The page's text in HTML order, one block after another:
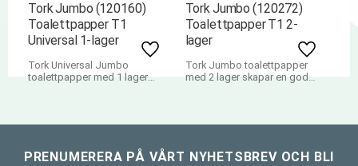
Tork Jumbo (120160)
Toalettpapper T1
Universal 1-lager
Tork Universal Jumbo
toalettpapper med 1 lager
6rl/fp
Lägg till i favoriter
Tork Jumbo (120272)
Toalettpapper T1 2-
lager
Tork Jumbo toalettpapper
med 2 lager skapar en god
Lägg till i
PRENUMERERA PÅ VÅRT NYHETSBREV OCH BLI